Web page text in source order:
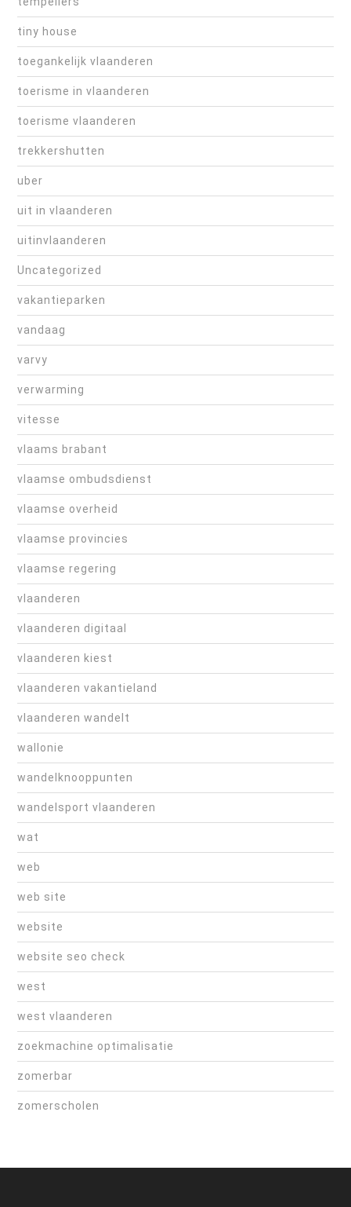
tiny house
toegankelijk vlaanderen
toerisme in vlaanderen
toerisme vlaanderen
trekkershutten
uber
uit in vlaanderen
uitinvlaanderen
Uncategorized
vakantieparken
vandaag
varvy
verwarming
vitesse
vlaams brabant
vlaamse ombudsdienst
vlaamse overheid
vlaamse provincies
vlaamse regering
vlaanderen
vlaanderen digitaal
vlaanderen kiest
vlaanderen vakantieland
vlaanderen wandelt
wallonie
wandelknooppunten
wandelsport vlaanderen
wat
web
web site
website
website seo check
west
west vlaanderen
zoekmachine optimalisatie
zomerbar
zomerscholen